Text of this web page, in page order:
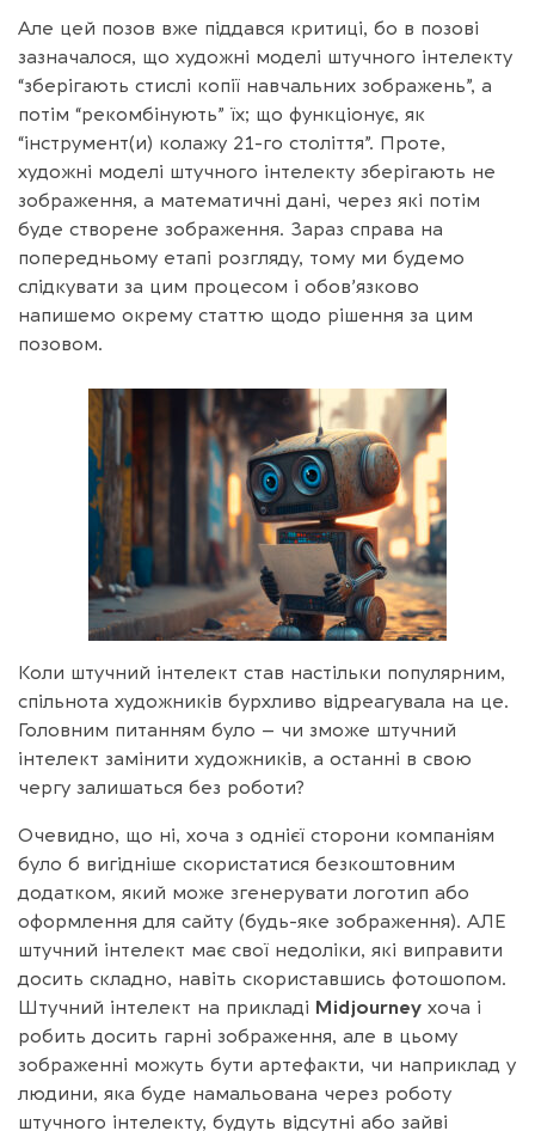
Але цей позов вже піддався критиці, бо в позові
зазначалося, що художні моделі штучного інтелекту
“зберігають стислі копії навчальних зображень”, а
потім “рекомбінують” їх; що функціонує, як
“інструмент(и) колажу 21-го століття”. Проте,
художні моделі штучного інтелекту зберігають не
зображення, а математичні дані, через які потім
буде створене зображення. Зараз справа на
попередньому етапі розгляду, тому ми будемо
слідкувати за цим процесом і обов’язково
напишемо окрему статтю щодо рішення за цим
позовом.
Коли штучний інтелект став настільки популярним,
спільнота художників бурхливо відреагувала на це.
Головним питанням було – чи зможе штучний
інтелект замінити художників, а останні в свою
чергу залишаться без роботи?
Очевидно, що ні, хоча з однієї сторони компаніям
було б вигідніше скористатися безкоштовним
додатком, який може згенерувати логотип або
оформлення для сайту (будь-яке зображення). АЛЕ
штучний інтелект має свої недоліки, які виправити
досить складно, навіть скориставшись фотошопом.
Штучний інтелект на прикладі Midjourney хоча і
робить досить гарні зображення, але в цьому
зображенні можуть бути артефакти, чи наприклад у
людини, яка буде намальована через роботу
штучного інтелекту, будуть відсутні або зайві